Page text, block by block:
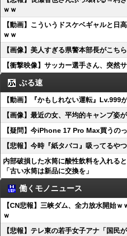
ｗｗ
【動画】こういうドスケベギャルと日
ｗｗ
【画像】美人すぎる県警本部長がこち
【衝撃映像】サッカー選手さん、突然
ぶる速
【動画】『かもしれない運転』Lv.999
【画像】最近の女、平均的キャンプ姿
【疑問】今iPhone 17 Pro Max買うの
【悲報】今時『紙タバコ』吸ってるや
内部破損した水筒に酸性飲料を入れる
「古い水筒は新品に交換を」
働くモノニュース
【CN悲報】三峡ダム、全力放水開始
ｗ
【悲報】テレ東の若手女子アナ「国民